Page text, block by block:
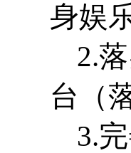
身娱
2.
台（
3.